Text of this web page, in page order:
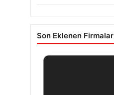
Son Eklenen Firmalar